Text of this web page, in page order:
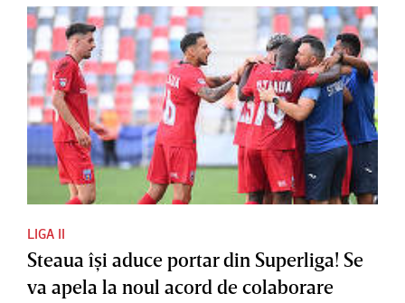
LIGA II
Steaua îşi aduce portar din Superliga! Se
va apela la noul acord de colaborare